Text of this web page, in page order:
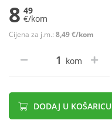
8 49
€/kom
Cijena za j.m.: 8,49 €/kom
kom
DODAJ U KOŠARICU